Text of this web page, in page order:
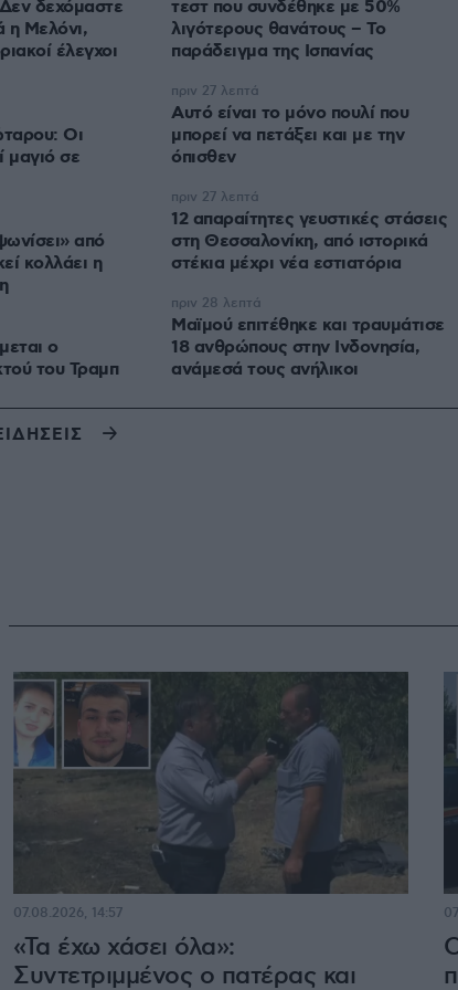
δεχόμαστε
η Μελόνι,
έλεγχοι
Οι
μαγιό σε
από
κολλάει η
ο
του Τραμπ
τεστ που συνδέθηκε με 50%
λιγότερους θανάτους – Το
παράδειγμα της Ισπανίας
Αυτό είναι το μόνο πουλί που
μπορεί να πετάξει και με την
όπισθεν
πριν 27 λεπτά
12 απαραίτητες γευστικές στάσεις
στη Θεσσαλονίκη, από ιστορικά
στέκια μέχρι νέα εστιατόρια
πριν 27 λεπτά
Μαϊμού επιτέθηκε και τραυμάτισε
18 ανθρώπους στην Ινδονησία,
ανάμεσά τους ανήλικοι
πριν 28 λεπτά
«Τα έχω χάσει όλα»:
Συντετριμμένος ο πατέρας και
07.08.2026, 14:57